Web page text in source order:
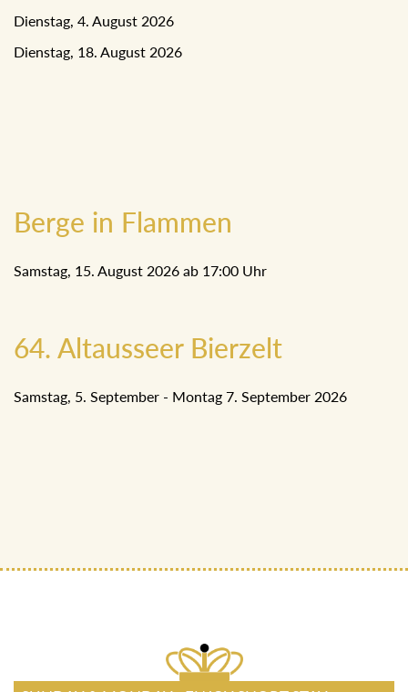
Dienstag, 4. August 2026
Dienstag, 18. August 2026
Berge in Flammen
Samstag, 15. August 2026 ab 17:00 Uhr
64. Altausseer Bierzelt
Samstag, 5. September - Montag 7. September 2026